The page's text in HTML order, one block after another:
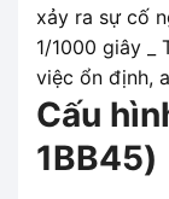
xảy ra sự cố
1/1000 giây _
việc ổn định,
Cấu
1BB45)